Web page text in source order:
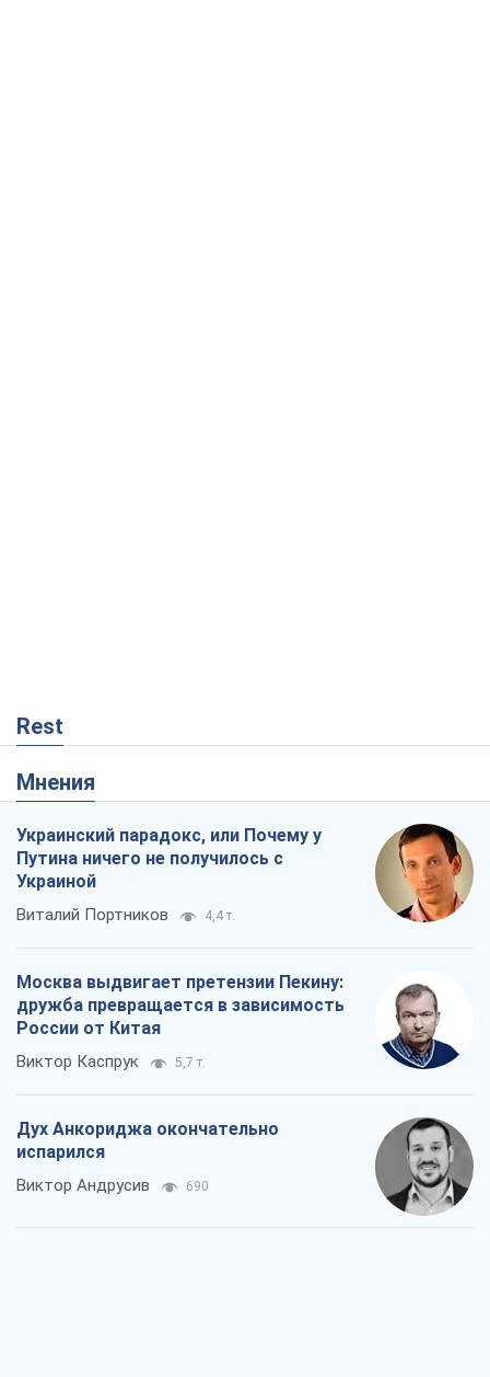
Rest
Мнения
Украинский парадокс, или Почему у
Путина ничего не получилось с
Украиной
Виталий Портников 4,4 т.
Москва выдвигает претензии Пекину:
дружба превращается в зависимость
России от Китая
Виктор Каспрук 5,7 т.
Дух Анкориджа окончательно
испарился
Виктор Андрусив 690